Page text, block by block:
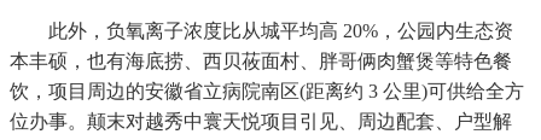
此外，负氧离子浓度比从城平均高 20%，公园内生态资
本丰硕，也有海底捞、西贝莜面村、胖哥俩肉蟹煲等特色餐
饮，项目周边的安徽省立病院南区(距离约 3 公里)可供给全方
位办事。颠末对越秀中寰天悦项目引见、周边配套、户型解